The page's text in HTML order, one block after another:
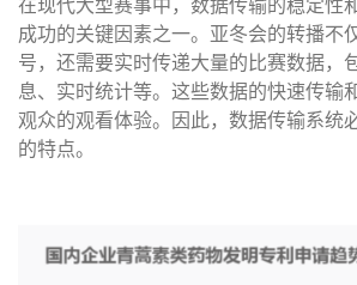
成功的关键因素之一。亚冬会的转播不
号，还需要实时传递大量的比赛数据，
息、实时统计等。这些数据的快速传输
观众的观看体验。因此，数据传输系统
的特点。